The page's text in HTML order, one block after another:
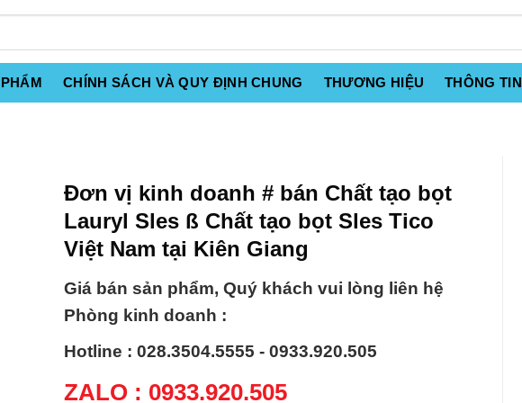
CHÍNH SÁCH VÀ QUY ĐỊNH CHUNG THƯƠNG HIỆU THÔNG TIN
Đơn vị kinh doanh # bán Chất tạo bọt
Lauryl Sles ß Chất tạo bọt Sles Tico
Việt Nam tại Kiên Giang
Giá bán sản phẩm, Quý khách vui lòng liên hệ
Phòng kinh doanh :
Hotline : 028.3504.5555 - 0933.920.505
ZALO : 0933.920.505